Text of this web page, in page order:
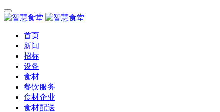
首页
新闻
招标
设备
食材
餐饮服务
食材企业
食材配送